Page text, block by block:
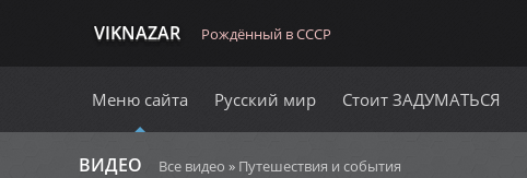
VIKNAZAR Рождённый в СССР
Меню сайта Русский мир Стоит ЗАДУМАТЬСЯ
ВИДЕО Все видео » Путешествия и события